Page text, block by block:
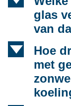
glas
van
d
Hoe
met